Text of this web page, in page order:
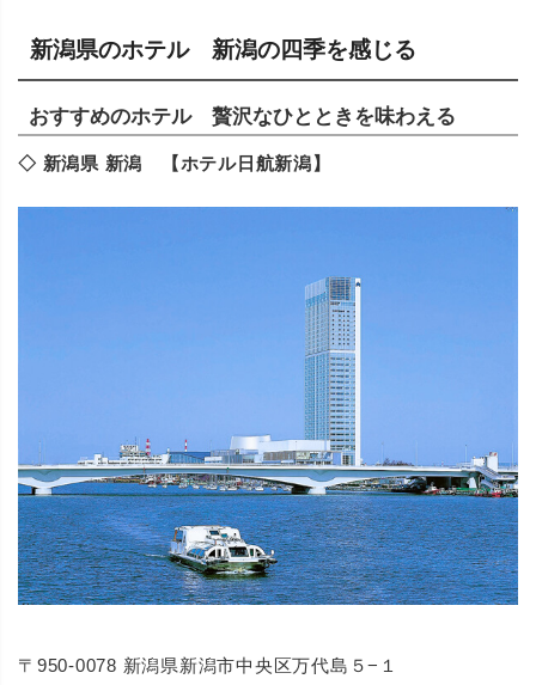
新潟県のホテル 新潟の四季を感じる
おすすめのホテル 贅沢なひとときを味わえる
◇ 新潟県 新潟 【ホテル日航新潟】
〒950-0078 新潟県新潟市中央区万代島５−１